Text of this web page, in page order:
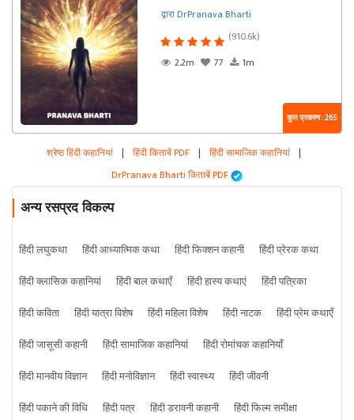
द्वारा DrPranava Bharti
(910.6k)
2.2m
77 1m
कुल प्रकरण : 265
श्रेष्ठ हिंदी कहानियां | हिंदी किताबें PDF | हिंदी सामाजिक कहानियां |
DrPranava Bharti किताबें PDF
अन्य रसप्रद विकल्प
हिंदी लघुकथा हिंदी आध्यात्मिक कथा हिंदी फिक्शन कहानी
हिंदी प्रेरक कथा
हिंदी क्लासिक कहानियां
हिंदी बाल कथाएँ हिंदी हास्य कथाएं
हिंदी पत्रिका
हिंदी कविता
हिंदी यात्रा विशेष हिंदी महिला विशेष हिंदी नाटक
हिंदी प्रेम कथाएँ
हिंदी जासूसी कहानी
हिंदी सामाजिक कहानियां
हिंदी रोमांचक कहानियाँ
हिंदी मानवीय विज्ञान
हिंदी मनोविज्ञान हिंदी स्वास्थ्य
हिंदी जीवनी
हिंदी पकाने की विधि
हिंदी पत्र हिंदी डरावनी कहानी हिंदी फिल्म समीक्षा